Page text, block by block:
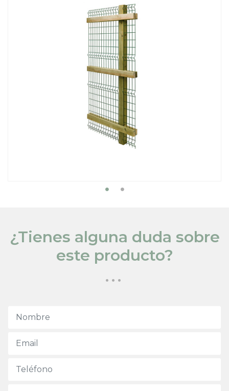
¿Tienes alguna duda sobre
este producto?
...